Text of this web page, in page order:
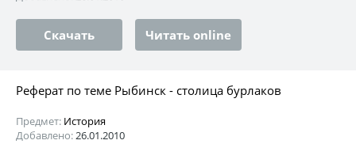
Скачать Читать online
Реферат по теме Рыбинск - столица бурлаков
Предмет: История
Добавлено:26.01.2010